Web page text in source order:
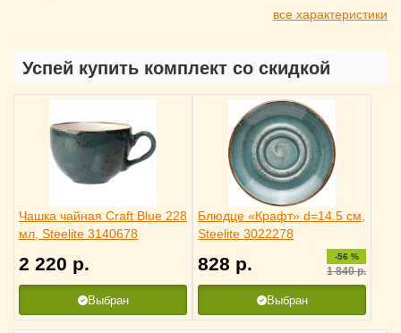
все характеристики
Успей купить комплект со скидкой
Чашка чайная Craft Blue 228
мл, Steelite 3140678
2 220 р.
Выбран
Блюдце «Крафт» d=14.5 см,
Steelite 3022278
828 р. -56 %
1 840р.
Выбран